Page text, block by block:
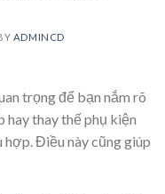
ADMINCD
trọng để bạn nắm rõ
hay thay thế phụ kiện
Điều này cũng giúp